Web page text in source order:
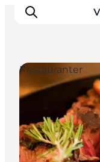
Inspiration
Oplevelser
Restauranter